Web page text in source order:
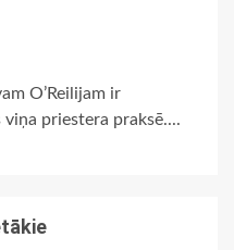
O’Reilijam ir
viņa priestera praksē....